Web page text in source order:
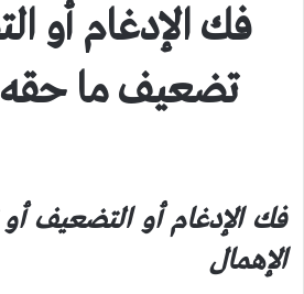
فك الإدغام أو
تضعيف ما حقه
فك الإدغام أو التضعيف
الإهمال